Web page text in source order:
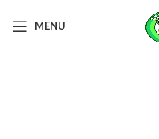
MENU